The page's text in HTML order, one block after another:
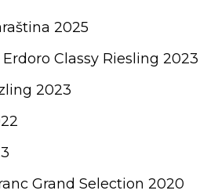
2025
Classy Riesling 2023
2023
Grand Selection 2020